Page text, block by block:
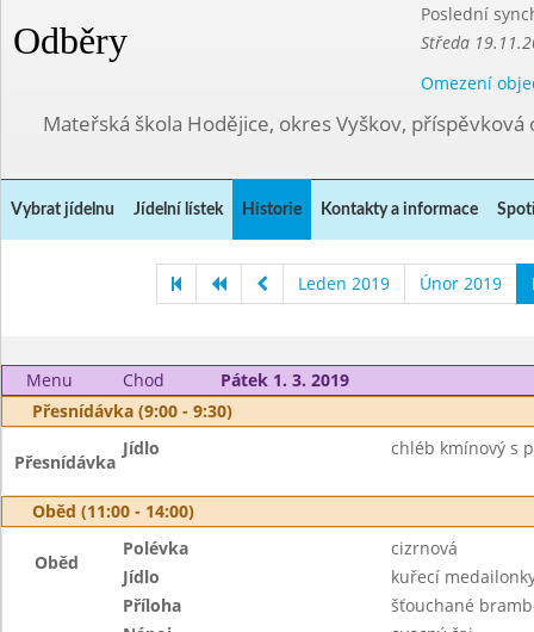
Odběry
Poslední
Středa
Omezení
Mateřská škola Hodějice, okres Vyškov, příspěvková
Vybrat jídelnu Jídelní lístek Historie Kontakty a informace
Leden 2019 Únor 2019
Menu Chod
Pátek 1. 3. 2019
Přesnídávka (9:00 - 9:30)
Přesnídávka
Jídlo chléb kmínový s
Oběd (11:00 - 14:00)
Oběd
Polévka
cizrnová
Jídlo
kuřecí
Příloha
šťouchané